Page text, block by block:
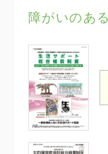
障がいのあ